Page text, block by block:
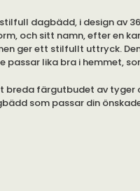
dagbädd, i design av
och sitt namn, efter en
ger ett stilfullt uttryck.
passar lika bra i hemmet,
breda färgutbudet av tyger
som passar din
av 365° North, för